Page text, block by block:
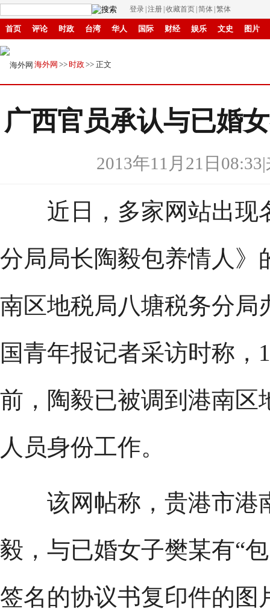
登录 注册 收藏首页 简体 繁体
首页 评论 时政 台湾 华人 国际 财经 娱乐 文史 图片
中原
海外网 >> 时政 >> 正文
广西官员承认与已婚
2013年11月21日08:33|
近日，多家网站出现
分局局长陶毅包养情人》
南区地税局八塘税务分局
国青年报记者采访时称，
前，陶毅已被调到港南区
人员身份工作。
该网帖称，贵港市港
毅，与已婚女子樊某有“
签名的协议书复印件的图